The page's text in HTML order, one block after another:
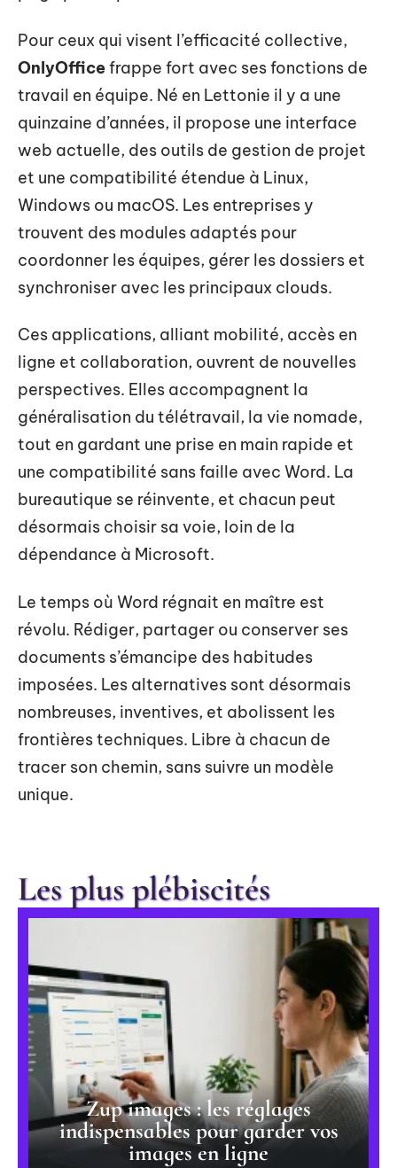
Pour ceux qui visent l’efficacité collective,
OnlyOfficefrappe fort avec ses fonctions de
travail en équipe. Né en Lettonie il y a une
quinzaine d’années, il propose une interface
web actuelle, des outils de gestion de projet
et une compatibilité étendue à Linux,
Windows ou macOS. Les entreprises y
trouvent des modules adaptés pour
coordonner les équipes, gérer les dossiers et
synchroniser avec les principaux clouds.
Ces applications, alliant mobilité, accès en
ligne et collaboration, ouvrent de nouvelles
perspectives. Elles accompagnent la
généralisation du télétravail, la vie nomade,
tout en gardant une prise en main rapide et
une compatibilité sans faille avec Word. La
bureautique se réinvente, et chacun peut
désormais choisir sa voie, loin de la
dépendance à Microsoft.
Le temps où Word régnait en maître est
révolu. Rédiger, partager ou conserver ses
documents s’émancipe des habitudes
imposées. Les alternatives sont désormais
nombreuses, inventives, et abolissent les
frontières techniques. Libre à chacun de
tracer son chemin, sans suivre un modèle
unique.
Les plus plébiscités
Zup images : les réglages
indispensables pour garder vos
images en ligne